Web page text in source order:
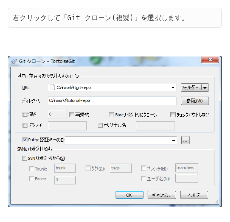
右クリックして「Git クローン(複製)」を選択します。